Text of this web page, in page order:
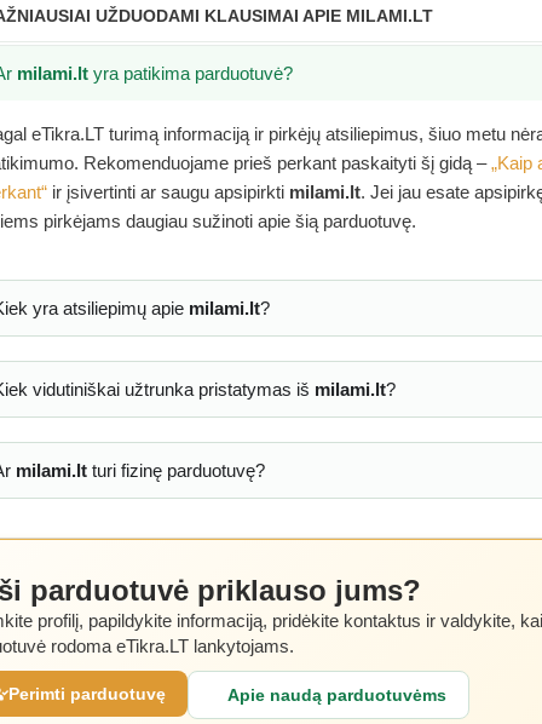
UŽDUODAMI KLAUSIMAI APIE MILAMI.LT
milami.lt yra patikima parduotuvė?
eTikra.LT turimą informaciją ir pirkėjų atsiliepimus, šiuo metu
Rekomenduojame prieš perkant paskaityti šį gidą –„Kaip
ir įsivertinti ar saugu apsipirkti milami.lt. Jei jau esate
pirkėjams daugiau sužinoti apie šią parduotuvę.
yra atsiliepimų apie milami.lt?
vidutiniškai užtrunka pristatymas iš milami.lt?
milami.ltturi fizinę parduotuvę?
parduotuvė priklauso jums?
profilį, papildykite informaciją, pridėkite kontaktus ir valdykite,
rodoma eTikra.LT lankytojams.
Perimti parduotuvę Apie naudą parduotuvėms